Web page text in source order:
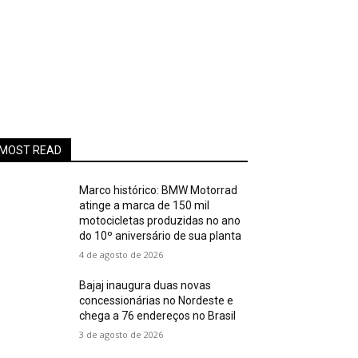
MOST READ
Marco histórico: BMW Motorrad
atinge a marca de 150 mil
motocicletas produzidas no ano
do 10º aniversário de sua planta
4 de agosto de 2026
Bajaj inaugura duas novas
concessionárias no Nordeste e
chega a 76 endereços no Brasil
3 de agosto de 2026